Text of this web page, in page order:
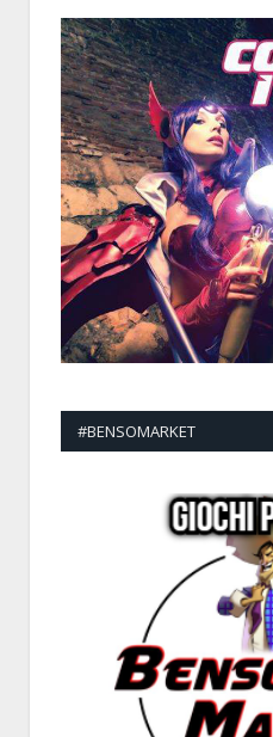
#BENSOMARKET